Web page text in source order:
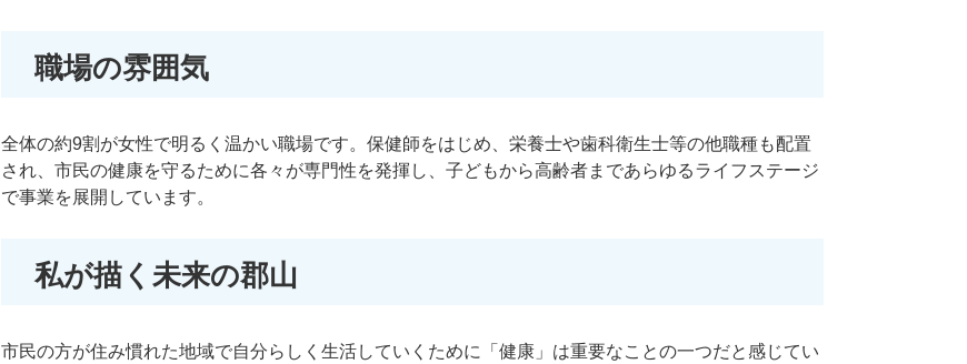
職場の雰囲気
全体の約9割が女性で明るく温かい職場です。保健師をはじめ、栄養士や歯科衛生士等の他職種も配置
され、市民の健康を守るために各々が専門性を発揮し、子どもから高齢者まであらゆるライフステージ
で事業を展開しています。
私が描く未来の郡山
市民の方が住み慣れた地域で自分らしく生活していくために「健康」は重要なことの一つだと感じてい